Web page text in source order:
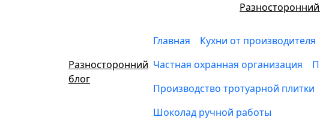
Разносторонний
блог
Главная Кухни от производителя
Частная охранная организация
Производство тротуарной плитки
Шоколад ручной работы